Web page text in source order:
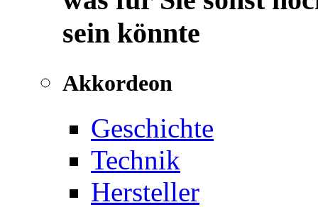
sein könnte
Akkordeon
Geschichte
Technik
Hersteller